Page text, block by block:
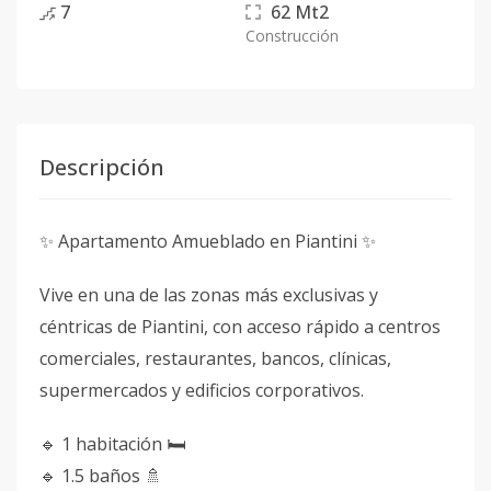
7 62 Mt2
Construcción
Descripción
✨ Apartamento Amueblado en Piantini ✨
Vive en una de las zonas más exclusivas y
céntricas de Piantini, con acceso rápido a centros
comerciales, restaurantes, bancos, clínicas,
supermercados y edificios corporativos.
🔹 1 habitación 🛏️
🔹 1.5 baños 🚿